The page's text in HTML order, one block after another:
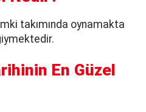
takımında oynamakta
En Güzel